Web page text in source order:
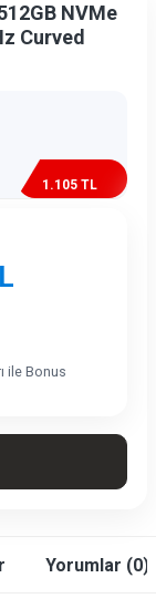
NVMe
Curved
1.105 TL
ile Bonus
Yorumlar (0)